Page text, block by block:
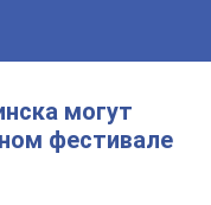
могут
фестивале